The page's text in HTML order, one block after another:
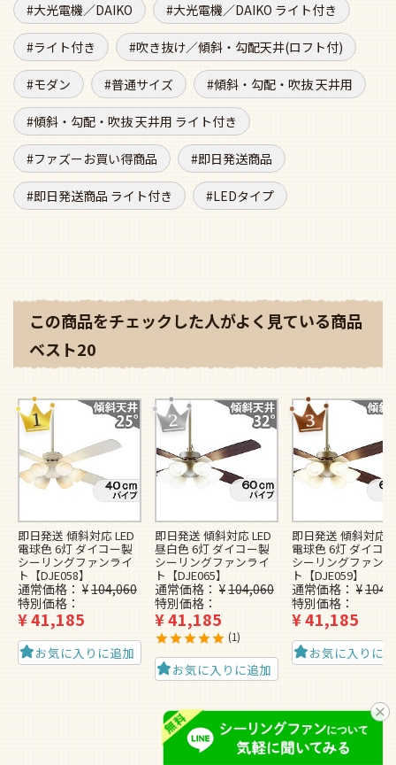
大光電機／DAIKO 大光電機／DAIKO ライト付き
ライト付き 吹き抜け／傾斜・勾配天井(ロフト付)
モダン 普通サイズ 傾斜・勾配・吹抜 天井用
傾斜・勾配・吹抜 天井用 ライト付き
ファズーお買い得商品 即日発送商品
即日発送商品 ライト付き LEDタイプ
この商品をチェックした人がよく見ている商品
ベスト20
即日発送 傾斜対応 LED
電球色 6灯 ダイコー製
シーリングファンライ
ト【DJE058】
通常価格 ¥104,060
特別価格
¥41,185
お気に入りに追加
即日発送 傾斜対応 LED
昼白色 6灯 ダイコー製
シーリングファンライ
ト【DJE065】
通常価格 ¥104,060
特別価格
¥41,185
1
お気に入りに追加
即日発送 傾斜対応
電球色 6灯 ダイコ
シーリングファン
ト【DJE059】
通常価格 ¥
特別価格
¥41,185
お気に入りに